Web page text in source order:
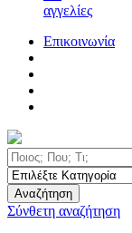
αγγελίες
Επικοινωνία
Αναζήτηση
Σύνθετη αναζήτηση